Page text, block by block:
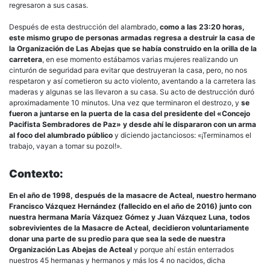
regresaron a sus casas.
Después de esta destrucción del alambrado, como a las 23:20 horas,
este mismo grupo de personas armadas regresa a destruir la casa de
la Organización de Las Abejas que se había construido en la orilla de la
carretera, en ese momento estábamos varias mujeres realizando un
cinturón de seguridad para evitar que destruyeran la casa, pero, no nos
respetaron y así cometieron su acto violento, aventando a la carretera las
maderas y algunas se las llevaron a su casa. Su acto de destrucción duró
aproximadamente 10 minutos. Una vez que terminaron el destrozo, y se
fueron a juntarse en la puerta de la casa del presidente del «Concejo
Pacifista Sembradores de Paz» y desde ahí le dispararon con un arma
al foco del alumbrado público y diciendo jactanciosos: «¡Terminamos el
trabajo, vayan a tomar su pozol!».
Contexto:
En el año de 1998, después de la masacre de Acteal, nuestro hermano
Francisco Vázquez Hernández (fallecido en el año de 2016) junto con
nuestra hermana María Vázquez Gómez y Juan Vázquez Luna, todos
sobrevivientes de la Masacre de Acteal, decidieron voluntariamente
donar una parte de su predio para que sea la sede de nuestra
Organización Las Abejas de Acteal y porque ahí están enterrados
nuestros 45 hermanas y hermanos y más los 4 no nacidos, dicha